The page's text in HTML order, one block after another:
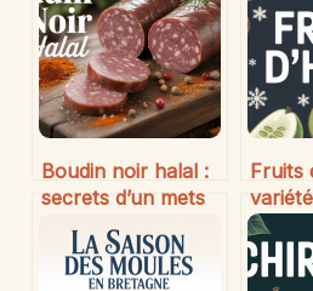
Boudin noir halal :
secrets d’un mets
gourmand et
respectueux
Fruits